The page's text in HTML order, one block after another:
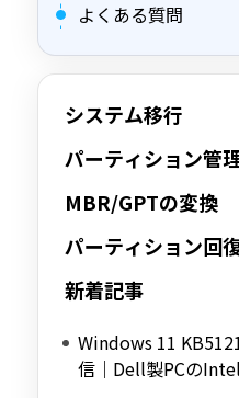
よくある質問
システム移行
パーティション管
MBR/GPTの変換
パーティション回
新着記事
Windows 11
信｜Dell製PCの